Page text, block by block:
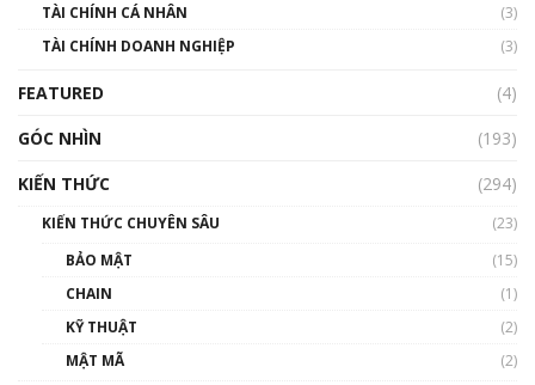
Nhìn lại năm 2022: Những sự kiện ảnh hưởng
đến hệ sinh thái tiền mã hoá | Phổ cập
TÀI CHÍNH CÁ NHÂN
(3)
TÀI CHÍNH DOANH NGHIỆP
(3)
FEATURED
(4)
GÓC NHÌN
(193)
KIẾN THỨC
(294)
KIẾN THỨC CHUYÊN SÂU
(23)
BẢO MẬT
(15)
CHAIN
(1)
KỸ THUẬT
(2)
MẬT MÃ
(2)